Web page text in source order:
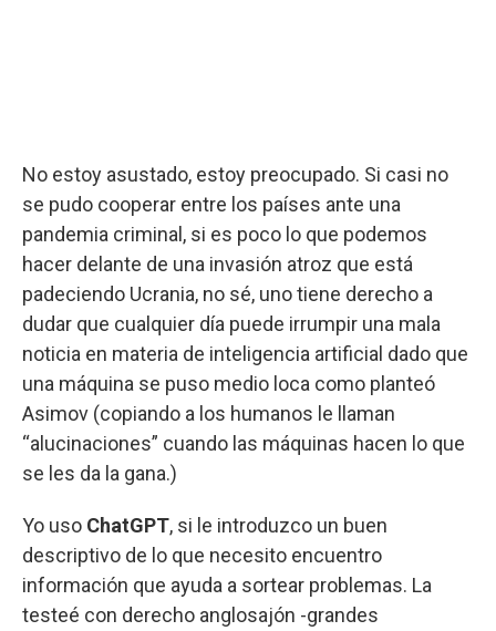
No estoy asustado, estoy preocupado. Si casi no
se pudo cooperar entre los países ante una
pandemia criminal, si es poco lo que podemos
hacer delante de una invasión atroz que está
padeciendo Ucrania, no sé, uno tiene derecho a
dudar que cualquier día puede irrumpir una mala
noticia en materia de inteligencia artificial dado que
una máquina se puso medio loca como planteó
Asimov (copiando a los humanos le llaman
“alucinaciones” cuando las máquinas hacen lo que
se les da la gana.)
Yo uso ChatGPT, si le introduzco un buen
descriptivo de lo que necesito encuentro
información que ayuda a sortear problemas. La
testeé con derecho anglosajón -grandes